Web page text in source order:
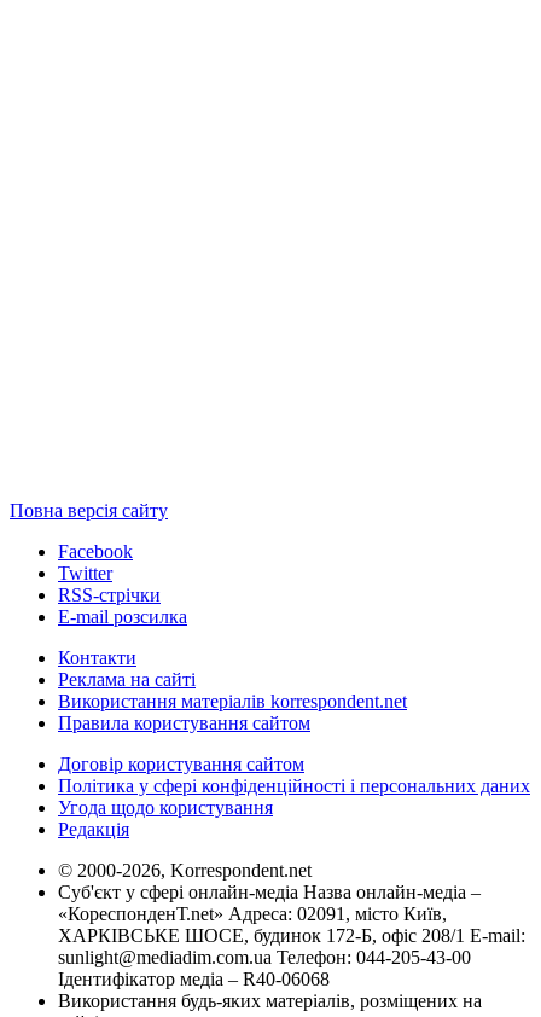
Повна версія сайту
Facebook
Twitter
RSS-стрічки
E-mail розсилка
Контакти
Реклама на сайті
Використання матеріалів korrespondent.net
Правила користування сайтом
Договір користування сайтом
Політика у сфері конфіденційності і персональних даних
Угода щодо користування
Редакція
© 2000-2026, Korrespondent.net
Суб'єкт у сфері онлайн-медіа Назва онлайн-медіа –
«КореспонденТ.net» Адреса: 02091, місто Київ,
ХАРКІВСЬКЕ ШОСЕ, будинок 172-Б, офіс 208/1 E-mail:
sunlight@mediadim.com.ua Телефон: 044-205-43-00
Ідентифікатор медіа – R40-06068
Використання будь-яких матеріалів, розміщених на